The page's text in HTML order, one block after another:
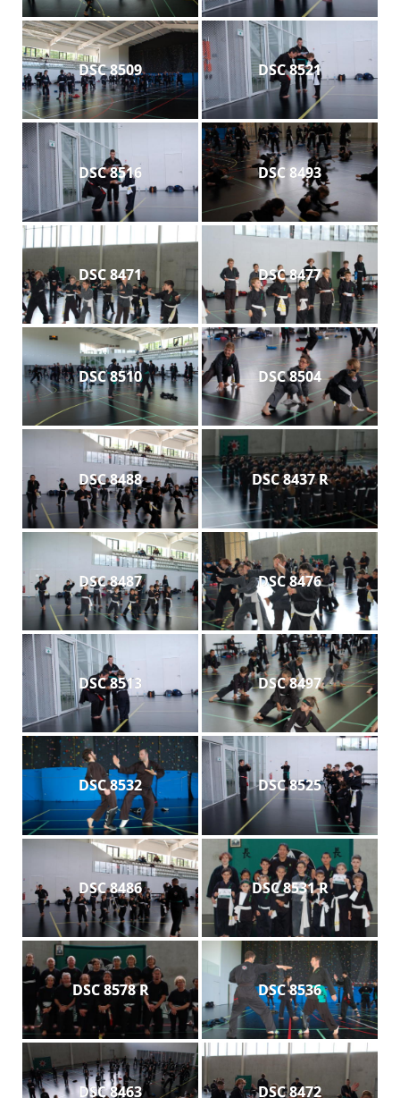
DSC 8509 DSC 8521
DSC 8516 DSC 8493
DSC 8471 DSC 8477
DSC 8510 DSC 8504
DSC 8488 DSC 8437 R
DSC 8487 DSC 8476
DSC 8513 DSC 8497
DSC 8532 DSC 8525
DSC 8486 DSC 8531 R
DSC 8578 R DSC 8536
DSC 8463 DSC 8472